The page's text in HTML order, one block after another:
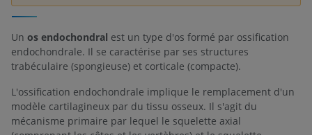
Un os endochondral est un type d'os formé par ossification
endochondrale. Il se caractérise par ses structures
trabéculaire (spongieuse) et corticale (compacte).
L'ossification endochondrale implique le remplacement d'un
modèle cartilagineux par du tissu osseux. Il s'agit du
mécanisme primaire par lequel le squelette axial